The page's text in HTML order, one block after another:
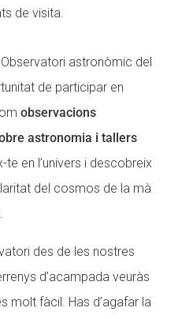
de visita.
astronòmic del
de participar en
observacions
astronomia i tallers
te en l’univers i descobreix
del cosmos de la mà
des de les nostres
d’acampada veuràs
molt fàcil. Has d’agafar la